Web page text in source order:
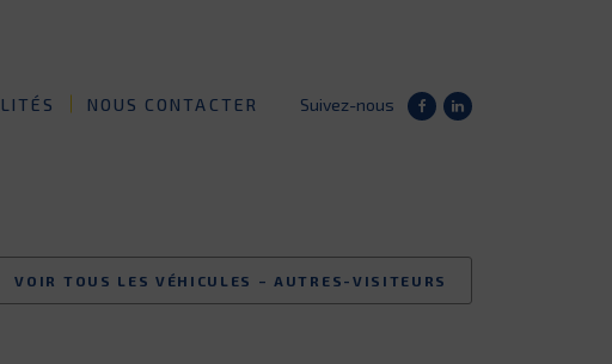
NOUS CONTACTER Suivez-nous
VOIR TOUS LES VÉHICULES – AUTRES-VISITEURS